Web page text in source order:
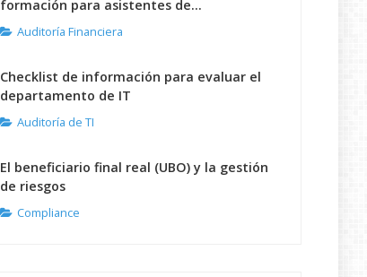
formación para asistentes de...
Auditoría Financiera
Checklist de información para evaluar el
departamento de IT
Auditoría de TI
El beneficiario final real (UBO) y la gestión
de riesgos
Compliance